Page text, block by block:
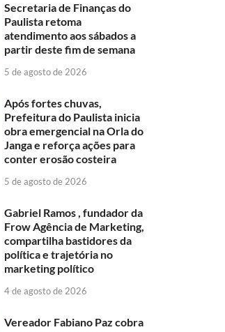
Secretaria de Finanças do
Paulista retoma
atendimento aos sábados a
partir deste fim de semana
5 de agosto de 2026
Após fortes chuvas,
Prefeitura do Paulista inicia
obra emergencial na Orla do
Janga e reforça ações para
conter erosão costeira
5 de agosto de 2026
Gabriel Ramos , fundador da
Frow Agência de Marketing,
compartilha bastidores da
política e trajetória no
marketing político
4 de agosto de 2026
Vereador Fabiano Paz cobra